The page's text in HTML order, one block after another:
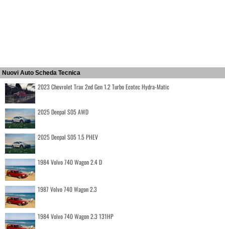
Nuovi Auto Scheda Tecnica
2023 Chevrolet Trax 2nd Gen 1.2 Turbo Ecotec Hydra-Matic
2025 Deepal S05 AWD
2025 Deepal S05 1.5 PHEV
1984 Volvo 740 Wagon 2.4 D
1987 Volvo 740 Wagon 2.3
1984 Volvo 740 Wagon 2.3 131HP